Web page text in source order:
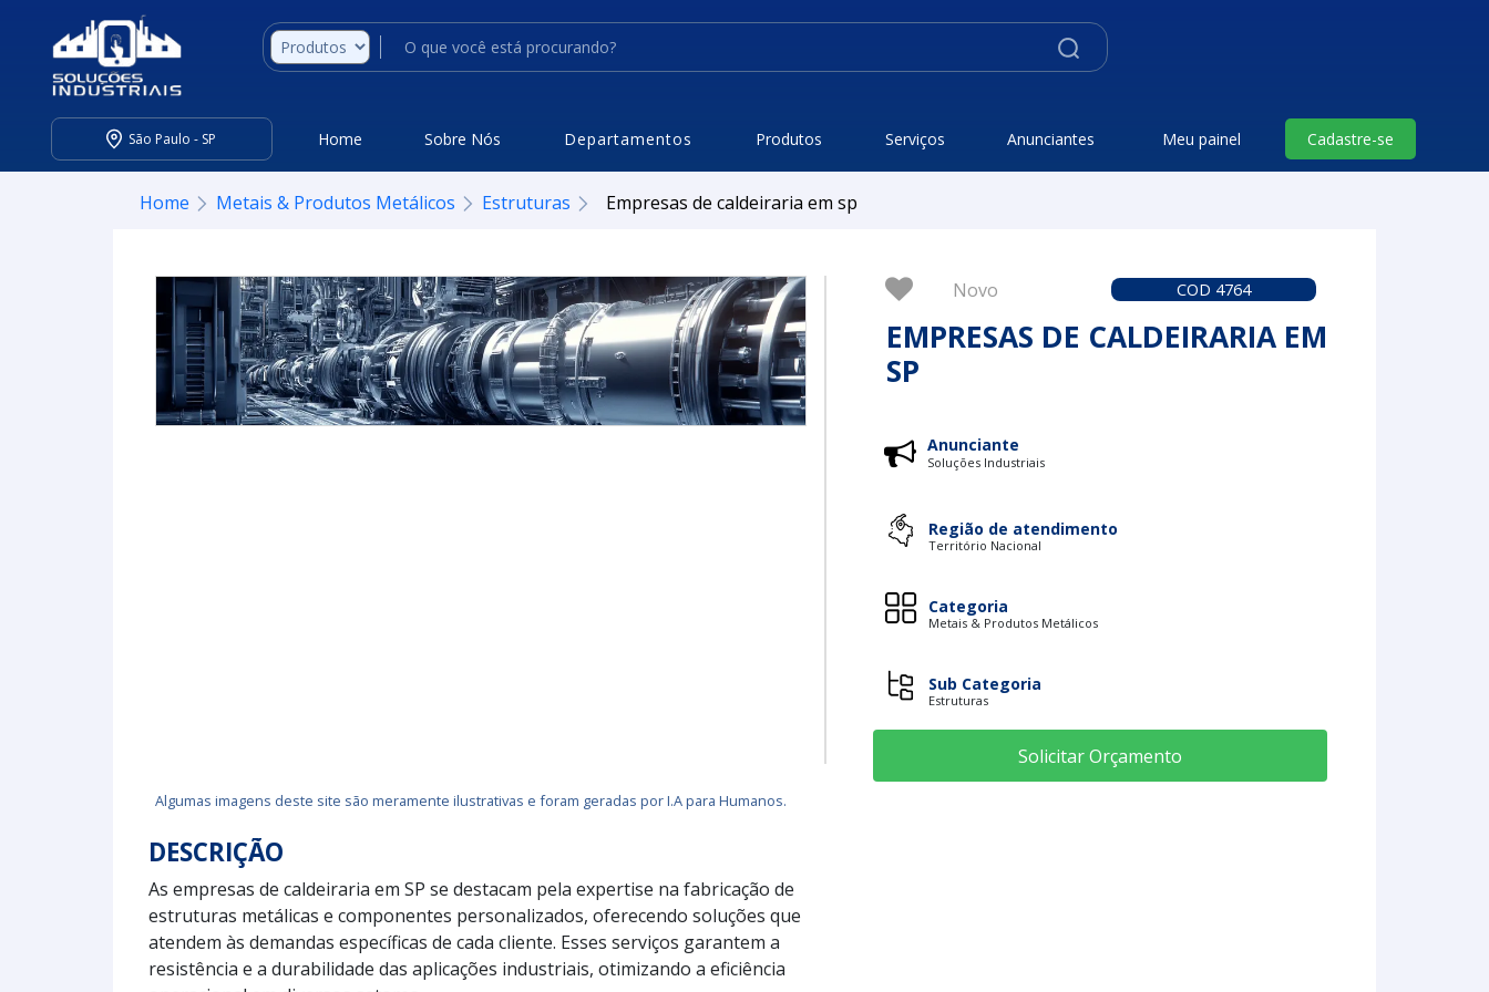
São Paulo - SP Home Sobre Nós Departamentos Produtos Serviços Anunciantes Meu painel Cadastre-se
Home Metais & Produtos Metálicos Estruturas Empresas de caldeiraria em sp
Novo COD 4764
EMPRESAS DE CALDEIRARIA EM
SP
Anunciante
Soluções Industriais
Região de atendimento
Território Nacional
Categoria
Metais & Produtos Metálicos
Sub Categoria
Estruturas
Solicitar Orçamento
Algumas imagens deste site são meramente ilustrativas e foram geradas por I.A para Humanos.
DESCRIÇÃO
As empresas de caldeiraria em SP se destacam pela expertise na fabricação de
estruturas metálicas e componentes personalizados, oferecendo soluções que
atendem às demandas específicas de cada cliente. Esses serviços garantem a
resistência e a durabilidade das aplicações industriais, otimizando a eficiência